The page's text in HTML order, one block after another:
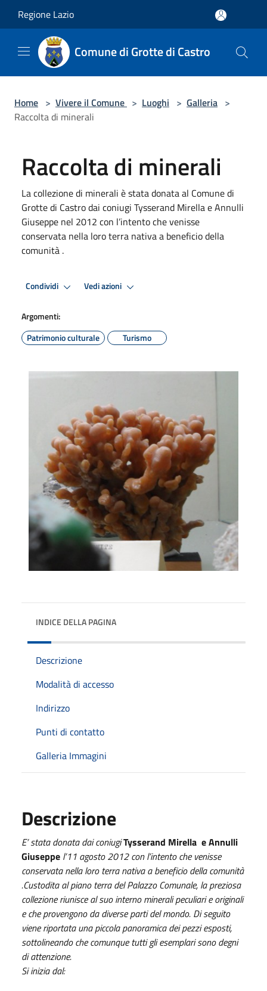
Regione Lazio
Comune di Grotte di Castro
Home > Vivere il Comune > Luoghi > Galleria >
Raccolta di minerali
Raccolta di minerali
La collezione di minerali è stata donata al Comune di
Grotte di Castro dai coniugi Tysserand Mirella e Annulli
Giuseppe nel 2012 con l’intento che venisse
conservata nella loro terra nativa a beneficio della
comunità .
Condividi Vedi azioni
Argomenti:
Patrimonio culturale
Turismo
INDICE DELLA PAGINA
Descrizione
Modalità di accesso
Indirizzo
Punti di contatto
Galleria Immagini
Descrizione
E’ stata donata dai coniugiTysserand Mirella e Annulli
Giuseppe l’11 agosto 2012 con l’intento che venisse
conservata nella loro terra nativa a beneficio della comunità
.Custodita al piano terra del Palazzo Comunale, la preziosa
collezione riunisce al suo interno minerali peculiari e originali
e che provengono da diverse parti del mondo. Di seguito
viene riportata una piccola panoramica dei pezzi esposti,
sottolineando che comunque tutti gli esemplari sono degni
di attenzione.
Si inizia dal: